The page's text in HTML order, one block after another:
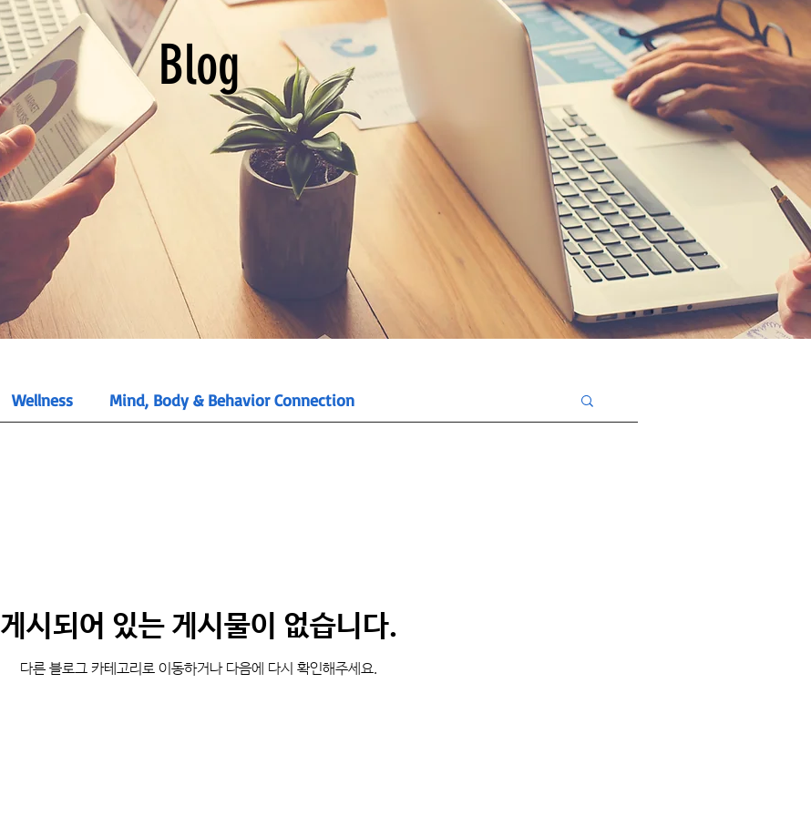
Blog
Wellness Mind, Body & Behavior Connection
게시되어 있는 게시물이 없습니다.
다른 블로그 카테고리로 이동하거나 다음에 다시 확인해주세요.